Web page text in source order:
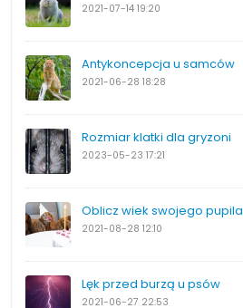
2021-07-14 19:20
Antykoncepcja u samców
2021-06-28 18:28
Rozmiar klatki dla gryzoni
2023-05-23 17:21
Oblicz wiek swojego pupila
2021-08-28 12:10
Lęk przed burzą u psów
2021-06-27 22:53